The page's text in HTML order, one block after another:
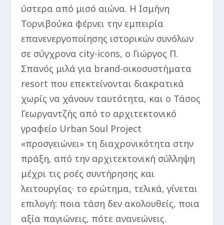
ύστερα από μισό αιώνα. Η Ισμήνη
Τορνιβούκα φέρνει την εμπειρία
επανενεργοποίησης ιστορικών συνόλων
σε σύγχρονα city-icons, ο Γιώργος Π.
Σπανός μιλά για brand-οικοσυστήματα
resort που επεκτείνονται διακρατικά
χωρίς να χάνουν ταυτότητα, και ο Τάσος
Γεωργαντζής από το αρχιτεκτονικό
γραφείο Urban Soul Project
«προσγειώνει» τη διαχρονικότητα στην
πράξη, από την αρχιτεκτονική σύλληψη
μέχρι τις ροές συντήρησης και
λειτουργίας· το ερώτημα, τελικά, γίνεται
επιλογή: ποια τάση δεν ακολουθείς, ποια
αξία παγιώνεις, πότε ανανεώνεις.